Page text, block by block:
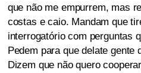
que não me empurrem, mas
costas e caio. Mandam que
interrogatório com perguntas
Pedem para que delate gente
Dizem que não quero